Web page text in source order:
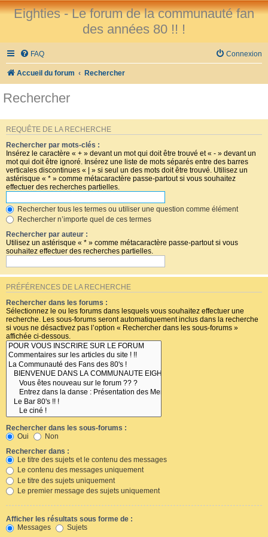
Eighties - Le forum de la communauté fan
des années 80 !! !
FAQ Connexion
Accueil du forum Rechercher
Rechercher
REQUÊTE DE LA RECHERCHE
Rechercher par mots-clés :
Insérez le caractère « + » devant un mot qui doit être trouvé et « - » devant un
mot qui doit être ignoré. Insérez une liste de mots séparés entre des barres
verticales discontinues « | » si seul un des mots doit être trouvé. Utilisez un
astérisque « * » comme métacaractère passe-partout si vous souhaitez
effectuer des recherches partielles.
Rechercher tous les termes ou utiliser une question comme élément
Rechercher n’importe quel de ces termes
Rechercher par auteur :
Utilisez un astérisque « * » comme métacaractère passe-partout si vous
souhaitez effectuer des recherches partielles.
PRÉFÉRENCES DE LA RECHERCHE
Rechercher dans les forums :
Sélectionnez le ou les forums dans lesquels vous souhaitez effectuer une
recherche. Les sous-forums seront automatiquement inclus dans la recherche
si vous ne désactivez pas l’option « Rechercher dans les sous-forums »
affichée ci-dessous.
Rechercher dans les sous-forums :
Oui
Non
Rechercher dans :
Le titre des sujets et le contenu des messages
Le contenu des messages uniquement
Le titre des sujets uniquement
Le premier message des sujets uniquement
Afficher les résultats sous forme de :
Messages
Sujets